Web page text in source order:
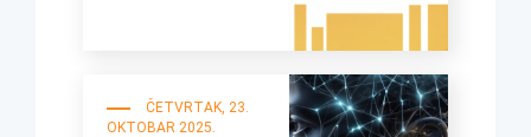
ČETVRTAK, 23.
OKTOBAR 2025.